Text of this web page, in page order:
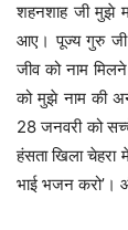
शहनशाह जी मुझे
आए। पूज्य गुरु जी
जीव को नाम
को मुझे नाम की
28 जनवरी को
हंसता खिला चेहरा
भाई भजन करो’।